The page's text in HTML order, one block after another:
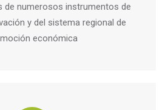
de numerosos instrumentos de
y del sistema regional de
económica